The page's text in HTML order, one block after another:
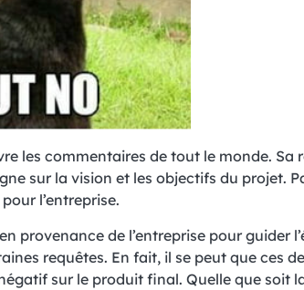
les commentaires de tout le monde. Sa
sur la vision et les objectifs du projet.
l’entreprise.
provenance de l’entreprise pour guider
requêtes. En fait, il se peut que ces
sur le produit final. Quelle que soit